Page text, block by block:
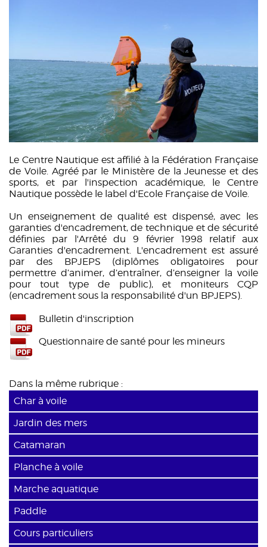
Le Centre Nautique est affilié à la Fédération Française
de Voile. Agréé par le Ministère de la Jeunesse et des
sports, et par l'inspection académique, le Centre
Nautique possède le label d'Ecole Française de Voile.
Un enseignement de qualité est dispensé, avec les
garanties d'encadrement, de technique et de sécurité
définies par l'Arrêté du 9 février 1998 relatif aux
Garanties d'encadrement. L'encadrement est assuré
par des BPJEPS (diplômes obligatoires pour
permettre d’animer, d’entraîner, d’enseigner la voile
pour tout type de public), et moniteurs CQP
(encadrement sous la responsabilité d'un BPJEPS).
Bulletin d'inscription
Questionnaire de santé pour les mineurs
Dans la même rubrique :
Char à voile
Jardin des mers
Catamaran
Planche à voile
Marche aquatique
Paddle
Cours particuliers